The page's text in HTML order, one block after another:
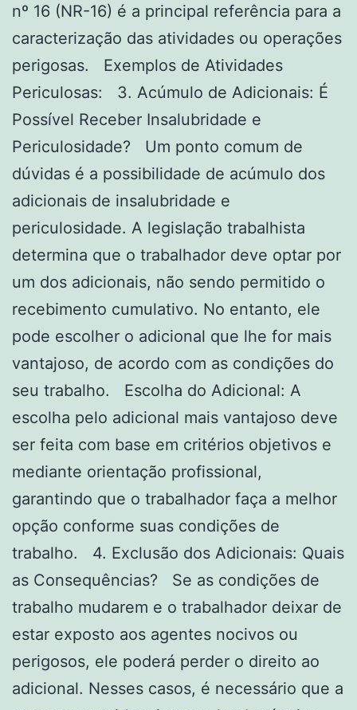
nº 16 (NR-16) é a principal referência para a
caracterização das atividades ou operações
perigosas. Exemplos de Atividades
Periculosas: 3. Acúmulo de Adicionais: É
Possível Receber Insalubridade e
Periculosidade? Um ponto comum de
dúvidas é a possibilidade de acúmulo dos
adicionais de insalubridade e
periculosidade. A legislação trabalhista
determina que o trabalhador deve optar por
um dos adicionais, não sendo permitido o
recebimento cumulativo. No entanto, ele
pode escolher o adicional que lhe for mais
vantajoso, de acordo com as condições do
seu trabalho. Escolha do Adicional: A
escolha pelo adicional mais vantajoso deve
ser feita com base em critérios objetivos e
mediante orientação profissional,
garantindo que o trabalhador faça a melhor
opção conforme suas condições de
trabalho. 4. Exclusão dos Adicionais: Quais
as Consequências? Se as condições de
trabalho mudarem e o trabalhador deixar de
estar exposto aos agentes nocivos ou
perigosos, ele poderá perder o direito ao
adicional. Nesses casos, é necessário que a